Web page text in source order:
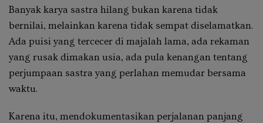
Banyak karya sastra hilang bukan karena tidak
bernilai, melainkan karena tidak sempat diselamatkan.
Ada puisi yang tercecer di majalah lama, ada rekaman
yang rusak dimakan usia, ada pula kenangan tentang
perjumpaan sastra yang perlahan memudar bersama
waktu.
Karena itu, mendokumentasikan perjalanan panjang